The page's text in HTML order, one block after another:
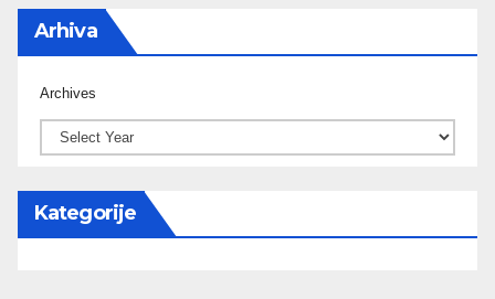
Arhiva
Archives
Kategorije